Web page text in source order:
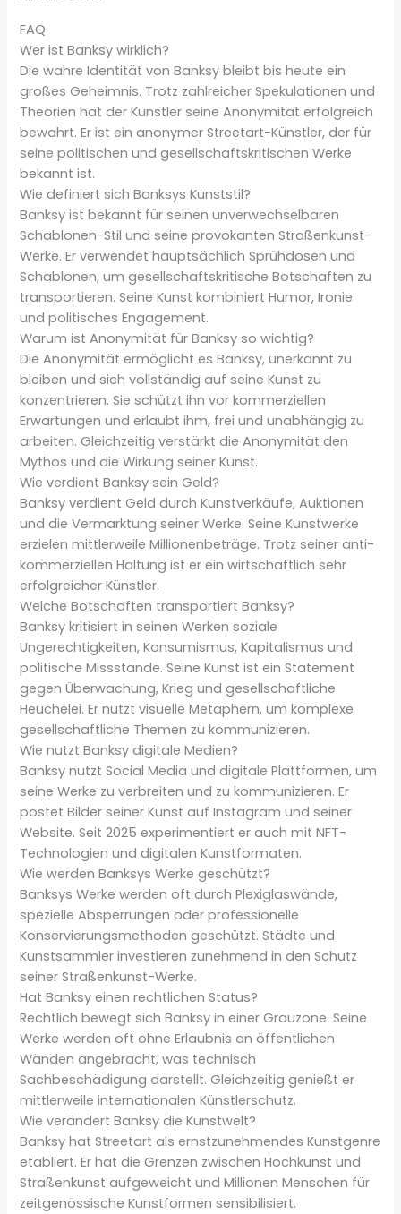
FAQ
Wer ist Banksy wirklich?
Die wahre Identität von Banksy bleibt bis heute ein
großes Geheimnis. Trotz zahlreicher Spekulationen und
Theorien hat der Künstler seine Anonymität erfolgreich
bewahrt. Er ist ein anonymer Streetart-Künstler, der für
seine politischen und gesellschaftskritischen Werke
bekannt ist.
Wie definiert sich Banksys Kunststil?
Banksy ist bekannt für seinen unverwechselbaren
Schablonen-Stil und seine provokanten Straßenkunst-
Werke. Er verwendet hauptsächlich Sprühdosen und
Schablonen, um gesellschaftskritische Botschaften zu
transportieren. Seine Kunst kombiniert Humor, Ironie
und politisches Engagement.
Warum ist Anonymität für Banksy so wichtig?
Die Anonymität ermöglicht es Banksy, unerkannt zu
bleiben und sich vollständig auf seine Kunst zu
konzentrieren. Sie schützt ihn vor kommerziellen
Erwartungen und erlaubt ihm, frei und unabhängig zu
arbeiten. Gleichzeitig verstärkt die Anonymität den
Mythos und die Wirkung seiner Kunst.
Wie verdient Banksy sein Geld?
Banksy verdient Geld durch Kunstverkäufe, Auktionen
und die Vermarktung seiner Werke. Seine Kunstwerke
erzielen mittlerweile Millionenbeträge. Trotz seiner anti-
kommerziellen Haltung ist er ein wirtschaftlich sehr
erfolgreicher Künstler.
Welche Botschaften transportiert Banksy?
Banksy kritisiert in seinen Werken soziale
Ungerechtigkeiten, Konsumismus, Kapitalismus und
politische Missstände. Seine Kunst ist ein Statement
gegen Überwachung, Krieg und gesellschaftliche
Heuchelei. Er nutzt visuelle Metaphern, um komplexe
gesellschaftliche Themen zu kommunizieren.
Wie nutzt Banksy digitale Medien?
Banksy nutzt Social Media und digitale Plattformen, um
seine Werke zu verbreiten und zu kommunizieren. Er
postet Bilder seiner Kunst auf Instagram und seiner
Website. Seit 2025 experimentiert er auch mit NFT-
Technologien und digitalen Kunstformaten.
Wie werden Banksys Werke geschützt?
Banksys Werke werden oft durch Plexiglaswände,
spezielle Absperrungen oder professionelle
Konservierungsmethoden geschützt. Städte und
Kunstsammler investieren zunehmend in den Schutz
seiner Straßenkunst-Werke.
Hat Banksy einen rechtlichen Status?
Rechtlich bewegt sich Banksy in einer Grauzone. Seine
Werke werden oft ohne Erlaubnis an öffentlichen
Wänden angebracht, was technisch
Sachbeschädigung darstellt. Gleichzeitig genießt er
mittlerweile internationalen Künstlerschutz.
Wie verändert Banksy die Kunstwelt?
Banksy hat Streetart als ernstzunehmendes Kunstgenre
etabliert. Er hat die Grenzen zwischen Hochkunst und
Straßenkunst aufgeweicht und Millionen Menschen für
zeitgenössische Kunstformen sensibilisiert.